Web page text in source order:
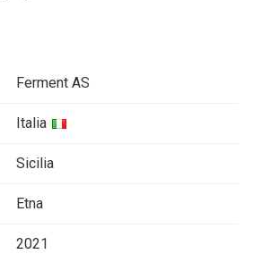
Ferment AS
Italia
Sicilia
Etna
2021